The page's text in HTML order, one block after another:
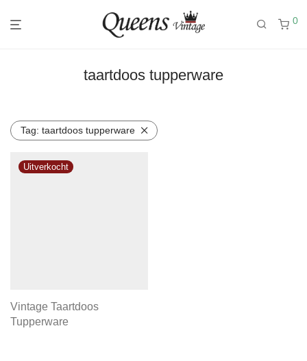
0
taartdoos tupperware
Tag: taartdoos tupperware
Vintage Taartdoos
Tupperware